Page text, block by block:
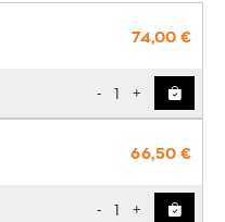
74,00 €
- 1 +
66,50 €
- 1 +